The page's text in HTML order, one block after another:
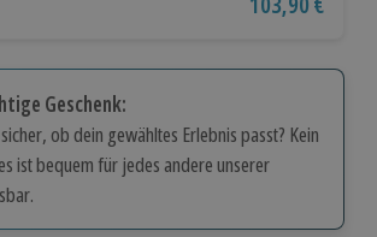
basierend auf 222 Bewertungen
Geschenk:
ob dein gewähltes Erlebnis passt? Kein
ist bequem für jedes andere unserer